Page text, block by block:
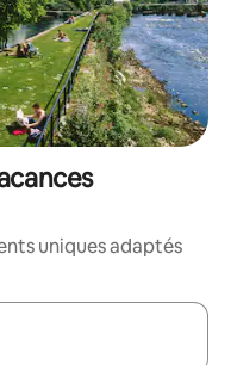
uniques adaptés
les en utilisant